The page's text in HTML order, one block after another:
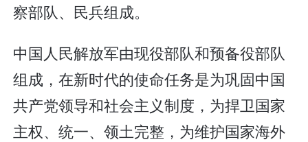
察部队、民兵组成。
中国人民解放军由现役部队和预备役部队
组成，在新时代的使命任务是为巩固中国
共产党领导和社会主义制度，为捍卫国家
主权、统一、领土完整，为维护国家海外